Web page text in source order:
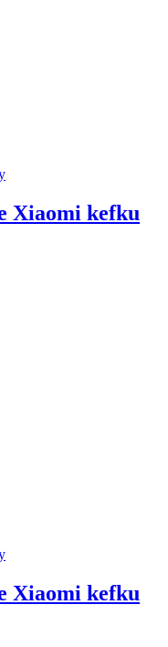
Xiaomi kefku
Xiaomi kefku